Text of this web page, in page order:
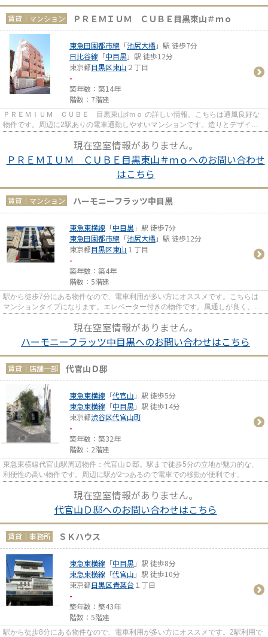
賃貸｜マンション ＰＲＥＭＩＵＭ ＣＵＢＥ目黒東山＃ｍｏ
東急田園都市線 「池尻大橋」駅 徒歩7分
日比谷線 「中目黒」駅 徒歩12分
東京都目黒区東山 ２丁目
-
築年数：築14年
階数：7階建
ＰＲＥＭＩＵＭ ＣＵＢＥ 目黒東山♯ｍｏ の詳しい情報。こちらは通風良好な
物件です。周辺に2駅ありの電車通勤しやすいマンションです。造りとデザイン
現在空室情報がありません。
ＰＲＥＭＩＵＭ ＣＵＢＥ目黒東山＃ｍｏへのお問い合わせ
はこちら
賃貸｜マンション ハーモニーフラッツ中目黒
東急東横線 「中目黒」駅 徒歩7分
東急田園都市線 「池尻大橋」駅 徒歩12分
東京都目黒区東山 １丁目
-
築年数：築4年
階数：5階建
駅から徒歩7分にある物件なので、電車利用が多い方にオススメです。こちらは
マンションタイプになります。エレベーター付きの物件です。風通しが良く、熱
現在空室情報がありません。
ハーモニーフラッツ中目黒へのお問い合わせはこちら
賃貸｜店舗一部 代官山Ｄ邸
東急東横線 「代官山 」駅 徒歩5分
東急東横線 「中目黒」駅 徒歩14分
東京都渋谷区代官山町
-
築年数：築32年
階数：2階建
東急東横線代官山駅周辺物件：代官山Ｄ邸。駅まで徒歩5分の立地が魅力的な、
利便性の高い物件です。周辺に駅が2つあるので電車での移動が便利です。
現在空室情報がありません。
代官山Ｄ邸へのお問い合わせはこちら
賃貸｜事務所 ＳＫハウス
東急東横線 「中目黒」駅 徒歩8分
東急東横線 「代官山 」駅 徒歩10分
東京都目黒区青葉台 １丁目
-
築年数：築43年
階数：5階建
駅から徒歩8分にある物件なので、電車利用が多い方にオススメです。2駅利用で